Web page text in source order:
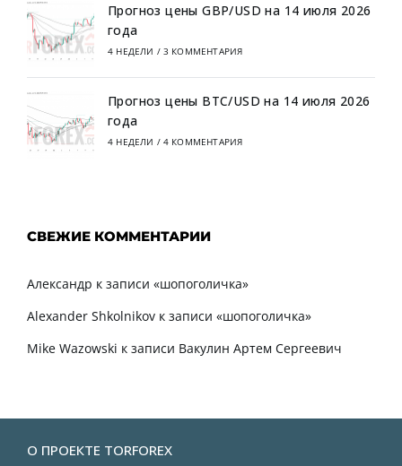
Прогноз цены GBP/USD на 14 июля 2026
года
4 НЕДЕЛИ / 3 КОММЕНТАРИЯ
Прогноз цены BTC/USD на 14 июля 2026
года
4 НЕДЕЛИ / 4 КОММЕНТАРИЯ
СВЕЖИЕ КОММЕНТАРИИ
Александр к записи «шопоголичка»
Alexander Shkolnikov к записи «шопоголичка»
Mike Wazowski к записи Вакулин Артем Сергеевич
О ПРОЕКТЕ TORFOREX